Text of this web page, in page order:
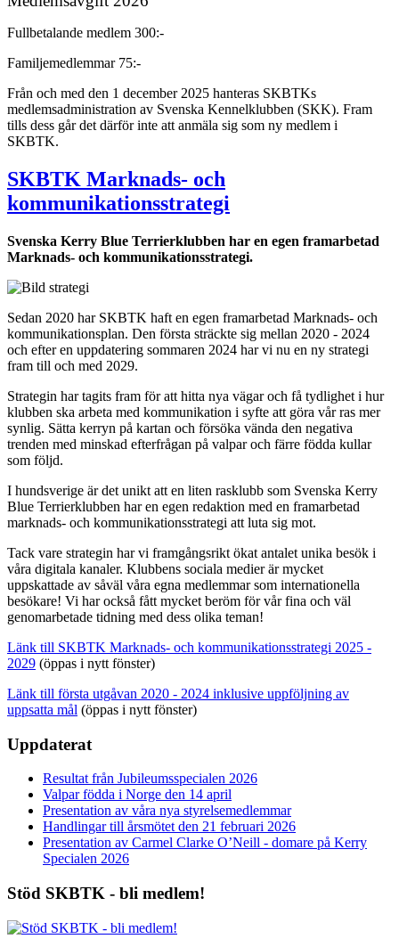
Fullbetalande medlem 300:-
Familjemedlemmar 75:-
Från och med den 1 december 2025 hanteras SKBTKs
medlemsadministration av Svenska Kennelklubben (SKK). Fram
tills dess går det därför inte att anmäla sig som ny medlem i
SKBTK.
SKBTK Marknads- och
kommunikationsstrategi
Svenska Kerry Blue Terrierklubben har en egen framarbetad
Marknads- och kommunikationsstrategi.
Sedan 2020 har SKBTK haft en egen framarbetad Marknads- och
kommunikationsplan. Den första sträckte sig mellan 2020 - 2024
och efter en uppdatering sommaren 2024 har vi nu en ny strategi
fram till och med 2029.
Strategin har tagits fram för att hitta nya vägar och få tydlighet i hur
klubben ska arbeta med kommunikation i syfte att göra vår ras mer
synlig. Sätta kerryn på kartan och försöka vända den negativa
trenden med minskad efterfrågan på valpar och färre födda kullar
som följd.
I hundsverige är det unikt att en liten rasklubb som Svenska Kerry
Blue Terrierklubben har en egen redaktion med en framarbetad
marknads- och kommunikationsstrategi att luta sig mot.
Tack vare strategin har vi framgångsrikt ökat antalet unika besök i
våra digitala kanaler. Klubbens sociala medier är mycket
uppskattade av såväl våra egna medlemmar som internationella
besökare! Vi har också fått mycket beröm för vår fina och väl
genomarbetade tidning med dess olika teman!
Länk till SKBTK Marknads- och kommunikationsstrategi 2025 -
2029 (öppas i nytt fönster)
Länk till första utgåvan 2020 - 2024 inklusive uppföljning av
uppsatta mål (öppas i nytt fönster)
Uppdaterat
Resultat från Jubileumsspecialen 2026
Valpar födda i Norge den 14 april
Presentation av våra nya styrelsemedlemmar
Handlingar till årsmötet den 21 februari 2026
Presentation av Carmel Clarke O’Neill - domare på Kerry
Specialen 2026
Stöd SKBTK - bli medlem!